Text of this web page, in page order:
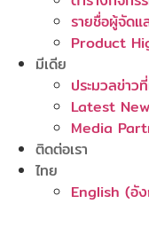
รายชื่อผู้จัดแ
Product
มีเดีย
ประมวลข่าว
Latest
Media
ติดต่อเรา
ไทย
English (อั